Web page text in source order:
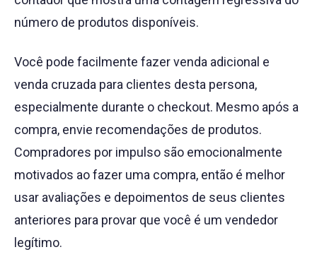
número de produtos disponíveis.
Você pode facilmente fazer venda adicional e
venda cruzada para clientes desta persona,
especialmente durante o checkout. Mesmo após a
compra, envie recomendações de produtos.
Compradores por impulso são emocionalmente
motivados ao fazer uma compra, então é melhor
usar avaliações e depoimentos de seus clientes
anteriores para provar que você é um vendedor
legítimo.